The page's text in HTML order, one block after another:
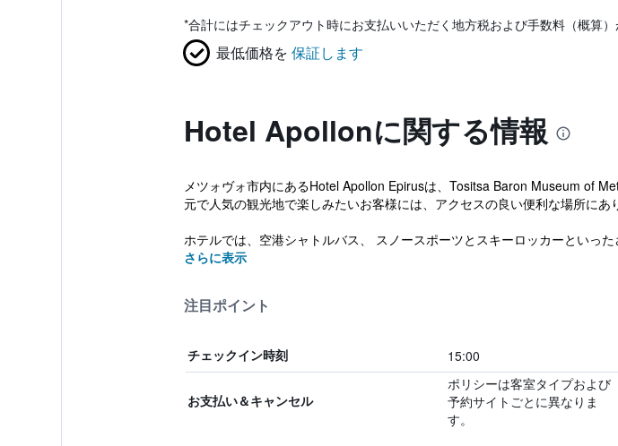
*合計にはチェックアウト時にお支払いいただく地方税および手数料（概算）
最低価格を 保証します
Hotel Apollonに関する情報
メツォヴォ市内にあるHotel Apollon Epirusは、Tositsa Baron Museum of
元で人気の観光地で楽しみたいお客様には、アクセスの良い便利な場所にあ
ホテルでは、空港シャトルバス、 スノースポーツとスキーロッカーといっ
さらに表示
注目ポイント
チェックイン時刻 15:00
お支払い＆キャンセル
ポリシーは客室タイプおよび
予約サイトごとに異なりま
す。